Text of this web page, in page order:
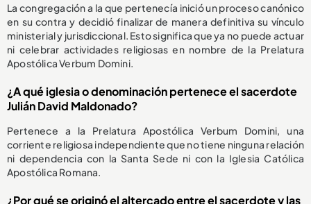
La congregación a la que pertenecía inició un proceso canónico
en su contra y decidió finalizar de manera definitiva su vínculo
ministerial y jurisdiccional. Esto significa que ya no puede actuar
ni celebrar actividades religiosas en nombre de la Prelatura
Apostólica Verbum Domini.
¿A qué iglesia o denominación pertenece el sacerdote
Julián David Maldonado?
Pertenece a la Prelatura Apostólica Verbum Domini, una
corriente religiosa independiente que no tiene ninguna relación
ni dependencia con la Santa Sede ni con la Iglesia Católica
Apostólica Romana.
¿Por qué se originó el altercado entre el sacerdote y las